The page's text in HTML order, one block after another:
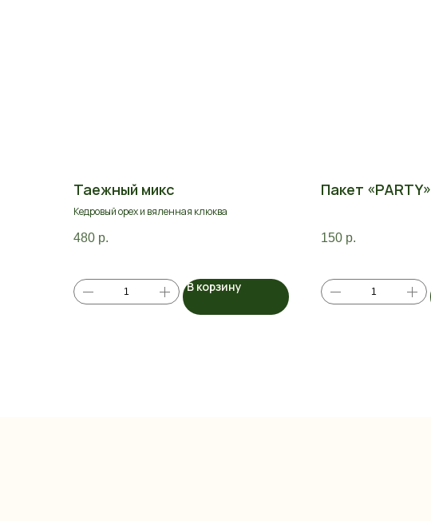
Таежный микс
Кедровый орех и вяленная клюква
480 р.
В корзину
Пакет «PARTY»
150 р.